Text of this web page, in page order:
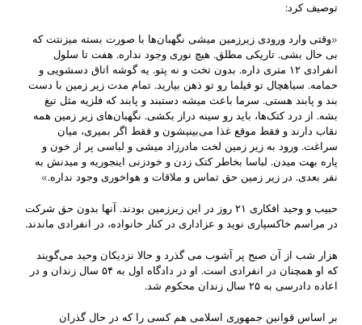
توصیف کرد:
«وقتی وارد ورودی زیرزمین میشی نگهبان‌ها با صورت بسته میزنتت که
بی حال بشی. تاریکی مطلق. هیچ نوری وجود نداره. هفت تا سلول
انفرادی ۱۲ متری داره. بدون تخت و نه پتو. یه گوشه اتاق دسشویی و
حمامه. سیاهچال تو فیلما رو تو ذهن بیارید. تمام مدت زیر زمین با دست
بند و پابند هستی. سرما باعث میشه دستبند و پابند که فلزیه مثل تیغ
بشه. از درد کتک‌ها، باید رو سینه دراز بکشی. نگهبان‌های زیر زمین همه
نقاب دارند و فقط موقع غذا می‌بینیشون و فقط اگر بمیری، میان
سراغت. ورود به زیر زمین لخت مادرزاد میشی و لباسی پر از خون و
پاره بهت میدن. لباسا بخاطر کتک زدن و خودزنی اینجوریه و میدنش به
نفر بعدی. در زیر زمین حق تماس و ملاقات و هواخوری وجود نداره.»
حبیب و وحید افکاری ۲۱ روز در این زیرزمین بودند. آنها بدون حق شرکت
در مراسم خاکسپاری نوید و عزاداری در کنار خانواده، در انفرادی ماندند.
هزار شب از آن صبح پر آشوب می گذرد و حالا نزدیکان وحید می‌گویند
که او همچنان در انفرادی است. او در دادگاه اول به ۵۴ سال زندان و در
اعاده دادرسی به ۲۵ سال زندان محکوم شد.
بر اساس قوانین جمهوری اسلامی هم کسی را که در حال گذران